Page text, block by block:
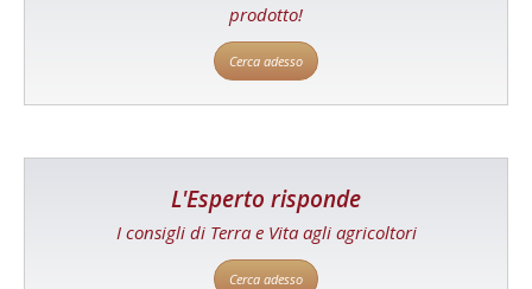
prodotto!
Cerca adesso
L'Esperto risponde
I consigli di Terra e Vita agli agricoltori
Cerca adesso